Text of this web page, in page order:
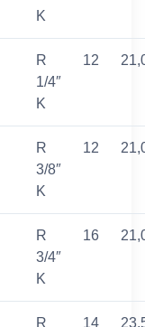
K
R
1/4″
K
12
R
3/8″
K
12
R
3/4″
K
16
R
14